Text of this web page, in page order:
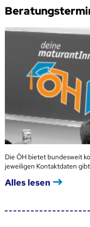
Die ÖH bietet bundesweit
jeweiligen Kontaktdaten
Alles lesen